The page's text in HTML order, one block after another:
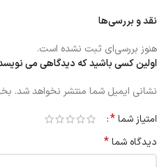
نقد و بررسی‌ها
هنوز بررسی‌ای ثبت نشده است.
اولین کسی باشید که دیدگاهی می
نشانی ایمیل شما منتشر نخواهد شد.
امتیاز شما*
دیدگاه شما*